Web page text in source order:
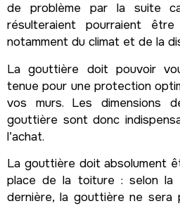
de problème par la suite
résulteraient pourraient
notamment du climat et de la
La gouttière doit pouvoir
tenue pour une protection
vos murs. Les dimensions
gouttière sont donc
l’achat.
La gouttière doit absolument
place de la toiture : selon la
dernière, la gouttière ne sera